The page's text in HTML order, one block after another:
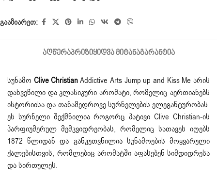
გააზიარეთ:
ᲐᲦᲬᲔᲠᲐᲞᲠᲘᲖᲘᲧᲘᲓᲕᲐ ᲛᲘᲢᲐᲜᲐᲒᲐᲠᲐᲜᲢᲘᲐ
სუნამო Clive ChristianAddictive Arts Jump up and Kiss Me არის
დახვეწილი და კლასიკური არომატი, რომელიც აერთიანებს
ისტორიისა და თანამედროვე სურნელების ელეგანტურობას.
ეს სურნელი შექმნილია როგორც პატივი Clive Christian-ის
პარფიუმერულ მემკვიდრეობას, რომელიც სათავეს იღებს
1872 წლიდან და განკუთვნილია სუნამოების მოყვარული
ქალებისთვის, რომლებიც არომატში აფასებენ სიმდიდრესა
და სირთულეს.